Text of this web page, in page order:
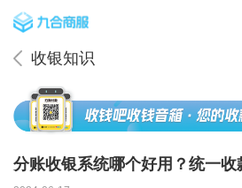
收银知识
分账收银系统哪个好用？统一收